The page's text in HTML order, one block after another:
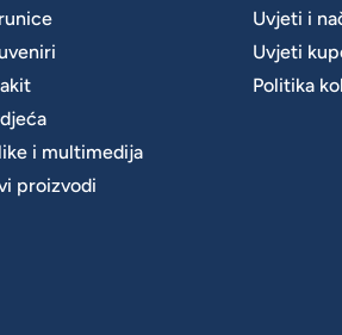
i multimedija
proizvodi
Uvjeti i
Uvjeti
Politika